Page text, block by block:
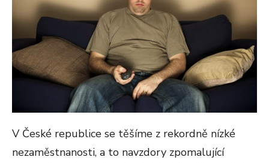
V České republice se těšíme z rekordně nízké
nezaměstnanosti, a to navzdory zpomalující